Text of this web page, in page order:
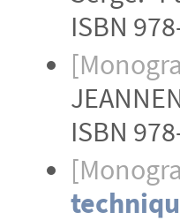
ISBN
ISBN